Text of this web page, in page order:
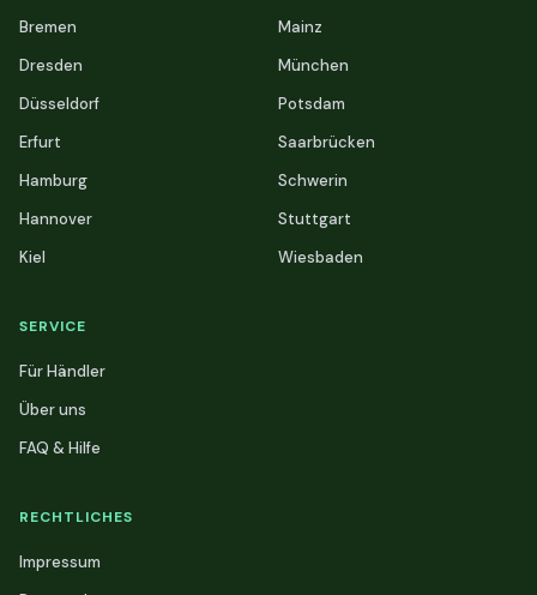
Bremen
Dresden
Düsseldorf
Erfurt
Hamburg
Hannover
Kiel
Mainz
München
Potsdam
Saarbrücken
Schwerin
Stuttgart
Wiesbaden
SERVICE
Für Händler
Über uns
FAQ & Hilfe
RECHTLICHES
Impressum